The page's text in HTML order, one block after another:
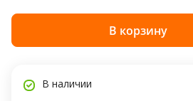
В корзину
В наличии